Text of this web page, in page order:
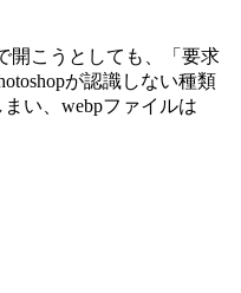
開こうとしても、「要求
が認識しない種類
い、webpファイルは